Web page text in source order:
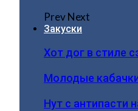
PrevNext
Закуски
Хот дог в стиле
Молодые
Нут с антипасти